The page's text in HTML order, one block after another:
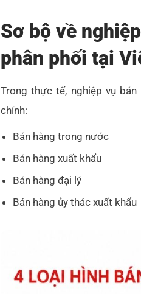
Sơ bộ về
phân phối tại
Trong thực tế, nghiệp vụ
chính:
Bán hàng trong nước
Bán hàng xuất khẩu
Bán hàng đại lý
Bán hàng ủy thác xuất khẩu